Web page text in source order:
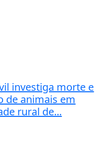
investiga morte e
de animais em
rural de...